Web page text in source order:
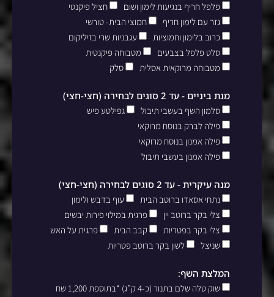
פלפל חריף בנגיעות לימון ושום
חציל פיקנטי
גזר עם לימון חריף
חמוצי הבית- טורשי
כרוב בלימון וחמוציות
עגבניות שרי בזיליקום
סלט פלפל בצבעים
מטבוחה פיקנטית
מטבוחה מרוקאית אסלית
סלק
מנת ביניים - עד 2 סוגים לבחירה (חצי-חצי)
סלמון השף בעשבי תיבול
גפילטע פיש
פילה לברק בנוסח מרוקאי
פילה אמנון בנוסח מרוקאי
פילה אמנון בעשבי תיבול
מנה עיקרית - עד 2 סוגים לבחירה (חצי-חצי)
נתחי אסאדו ברוטב הבית
עוף בדבש ולימון
צלי בקר ברוטב יין
פרגית במילוי פירות יבשים
צלי בקר בפטריות
קבב הבית
פרגית על האש
שניצל
לשון בקר ברוטב פטריות
המלצת השף:
שוק טלה שלם בתנור (כ-4 ק”ג) *בתוספת 1,200 שח